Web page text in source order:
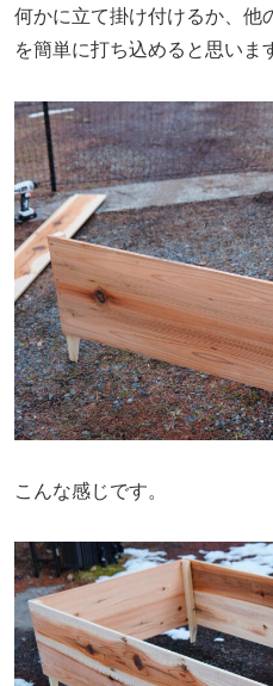
何かに立て掛け付けるか、他
を簡単に打ち込めると思いま
こんな感じです。